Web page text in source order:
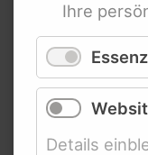
In der
gesagt"
Ihre
Details